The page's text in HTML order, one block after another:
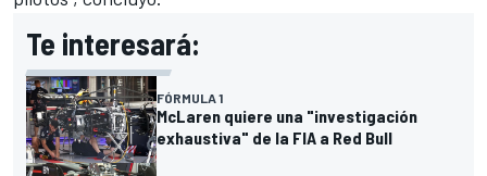
Te interesará:
FÓRMULA 1
McLaren quiere una "investigación
exhaustiva" de la FIA a Red Bull